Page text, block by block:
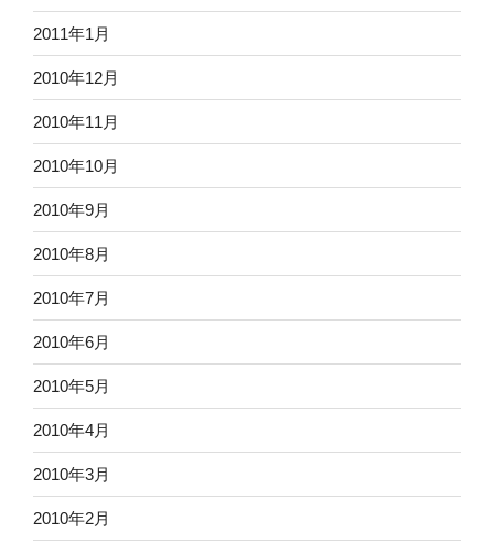
2011年1月
2010年12月
2010年11月
2010年10月
2010年9月
2010年8月
2010年7月
2010年6月
2010年5月
2010年4月
2010年3月
2010年2月